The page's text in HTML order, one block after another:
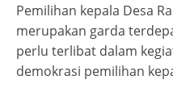
Pemilihan kepala Desa
merupakan garda
perlu terlibat dalam
demokrasi pemilihan